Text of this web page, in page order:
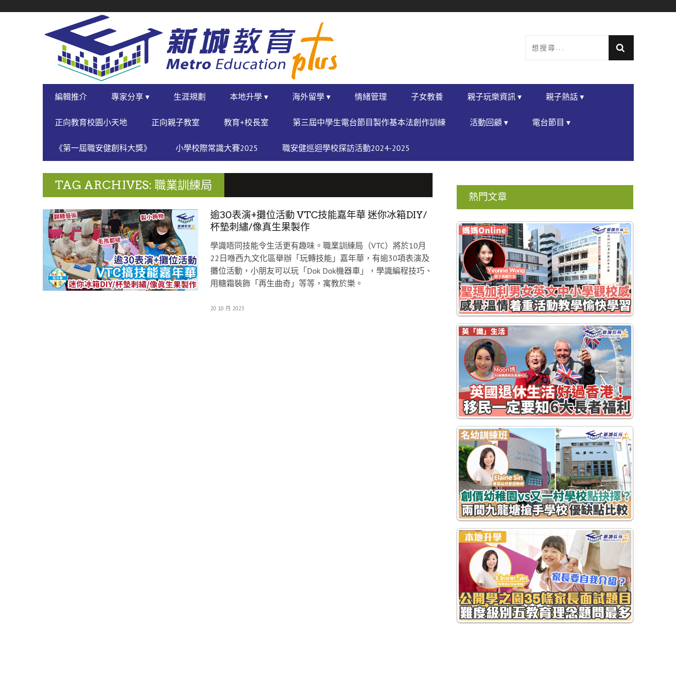
NAVIGATION
PRIMARY
NAVIGATION
編輯推介 專家分享 ▾ 生涯規劃 本地升學 ▾ 海外留學 ▾ 情緒管理 子女教養 親子玩樂資訊 ▾ 親子熱話 ▾
正向教育校園小天地 正向親子教室 教育+校長室 第三屆中學生電台節目製作基本法創作訓練 活動回顧 ▾ 電台節目 ▾
《第一屆職安健創科大獎》 小學校際常識大賽2025 職安健巡迴學校探訪活動2024-2025
TAG ARCHIVES: 職業訓練局
逾30表演+攤位活動 VTC技能嘉年華 迷你冰箱DIY/
杯墊刺繡/像真生果製作
學識唔同技能令生活更有趣味。職業訓練局（VTC）將於10月
22日喺西九文化區舉辦「玩轉技能」嘉年華，有逾30項表演及
攤位活動，小朋友可以玩「Dok Dok機器車」，學識編程技巧、
用糖霜裝飾「再生曲奇」等等，寓教於樂。
20 10 月 2023
熱門文章